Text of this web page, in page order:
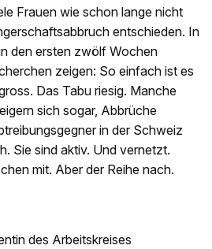
Frauen wie schon lange nicht
entschieden. In
den ersten zwölf Wochen
zeigen: So einfach ist es
Das Tabu riesig. Manche
sich sogar, Abbrüche
in der Schweiz
Sie sind aktiv. Und vernetzt.
mit. Aber der Reihe nach.
des Arbeitskreises